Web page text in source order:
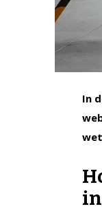
In